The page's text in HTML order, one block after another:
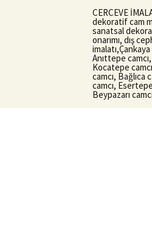
CERCEVE
dekoratif cam
sanatsal
onarımı, dış
Anıttepe
Kocatepe
camcı, Bağlıca
camcı,
Beypazarı